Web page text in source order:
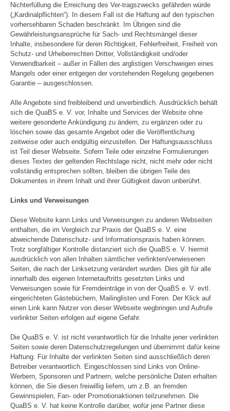
Nichterfüllung die Erreichung des Ver-tragszwecks gefährden würde
(„Kardinalpflichten“). In diesem Fall ist die Haftung auf den typischen
vorhersehbaren Schaden beschränkt. Im Übrigen sind die
Gewährleistungsansprüche für Sach- und Rechtsmängel dieser
Inhalte, insbesondere für deren Richtigkeit, Fehlerfreiheit, Freiheit von
Schutz- und Urheberrechten Dritter, Vollständigkeit und/oder
Verwendbarkeit – außer in Fällen des arglistigen Verschweigen eines
Mangels oder einer entgegen der vorstehenden Regelung gegebenen
Garantie – ausgeschlossen.
Alle Angebote sind freibleibend und unverbindlich. Ausdrücklich behält
sich die QuaBS e. V. vor, Inhalte und Services der Website ohne
weitere gesonderte Ankündigung zu ändern, zu ergänzen oder zu
löschen sowie das gesamte Angebot oder die Veröffentlichung
zeitweise oder auch endgültig einzustellen. Der Haftungsausschluss
ist Teil dieser Webseite. Sofern Teile oder einzelne Formulierungen
dieses Textes der geltenden Rechtslage nicht, nicht mehr oder nicht
vollständig entsprechen sollten, bleiben die übrigen Teile des
Dokumentes in ihrem Inhalt und ihrer Gültigkeit davon unberührt.
Links und Verweisungen
Diese Website kann Links und Verweisungen zu anderen Webseiten
enthalten, die im Vergleich zur Praxis der QuaBS e. V. eine
abweichende Datenschutz- und Informationspraxis haben können.
Trotz sorgfältiger Kontrolle distanziert sich die QuaBS e. V. hiermit
ausdrücklich von allen Inhalten sämtlicher verlinkten/verwiesenen
Seiten, die nach der Linksetzung verändert wurden. Dies gilt für alle
innerhalb des eigenen Internetauftritts gesetzten Links und
Verweisungen sowie für Fremdeinträge in von der QuaBS e. V. evtl.
eingerichteten Gästebüchern, Mailinglisten und Foren. Der Klick auf
einen Link kann Nutzer von dieser Webseite wegbringen und Aufrufe
verlinkter Seiten erfolgen auf eigene Gefahr.
Die QuaBS e. V. ist nicht verantwortlich für die Inhalte jener verlinkten
Seiten sowie deren Datenschutzregelungen und übernimmt dafür keine
Haftung. Für Inhalte der verlinkten Seiten sind ausschließlich deren
Betreiber verantwortlich. Eingeschlossen sind Links von Online-
Werbern, Sponsoren und Partnern, welche persönliche Daten erhalten
können, die Sie diesen freiwillig liefern, um z.B. an fremden
Gewinnspielen, Fan- oder Promotionaktionen teilzunehmen. Die
QuaBS e. V. hat keine Kontrolle darüber, wofür jene Partner diese